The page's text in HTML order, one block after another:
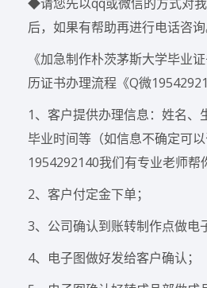
后，如果有帮助再进行电话咨询
《加急制作朴茨茅斯大学毕业
历证书办理流程《Q微
1、客户提供办理信息：姓名、
毕业时间等（如信息不确定可
1954292140我们有专业老师帮
2、客户付定金下单；
3、公司确认到账转制作点做电
4、电子图做好发给客户确认；